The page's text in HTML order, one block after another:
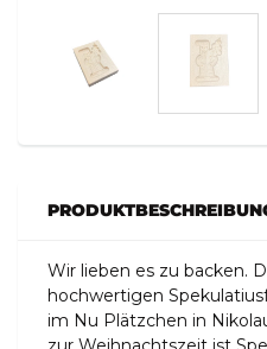
Wir lieben es zu backen.
hochwertigen
im Nu Plätzchen in